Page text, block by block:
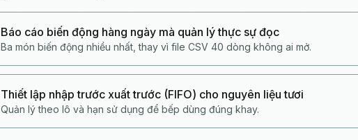
Báo cáo biến động hàng ngày mà quản lý thực sự đọc
Ba món biến động nhiều nhất, thay vì file CSV 40 dòng không ai mở.
Thiết lập nhập trước xuất trước (FIFO) cho nguyên liệu tươi
Quản lý theo lô và hạn sử dụng để bếp dùng đúng khay.